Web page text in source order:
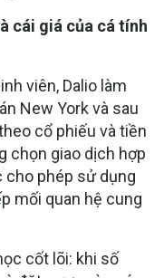
cái giá của cá tính
viên, Dalio làm
New York và sau
cổ phiếu và tiền
chọn giao dịch hợp
cho phép sử dụng
mối quan hệ cung
cốt lõi: khi số